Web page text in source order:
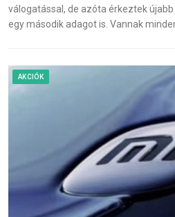
válogatással, de azóta érkeztek
egy második adagot is. Vannak
AKCIÓK